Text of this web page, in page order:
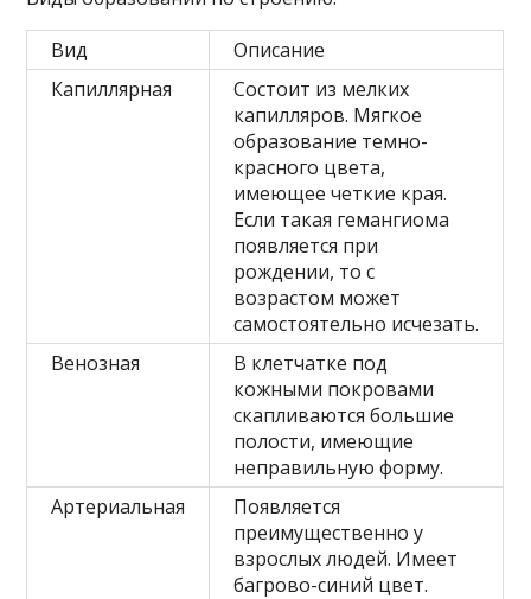
Вид
Описание
Капиллярная
Состоит из мелких
капилляров. Мягкое
образование темно-
красного цвета,
имеющее четкие края.
Если такая гемангиома
появляется при
рождении, то с
возрастом может
самостоятельно исчезать.
Венозная
В клетчатке под
кожными покровами
скапливаются большие
полости, имеющие
неправильную форму.
Артериальная
Появляется
преимущественно у
взрослых людей. Имеет
багрово-синий цвет.